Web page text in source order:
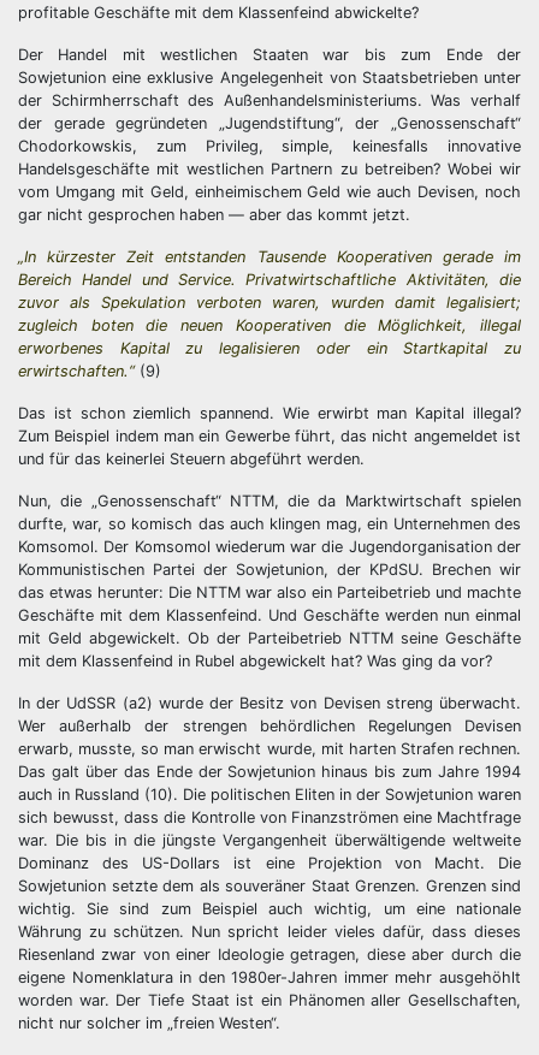
profitable Geschäfte mit dem Klassenfeind abwickelte?
Der Handel mit westlichen Staaten war bis zum Ende der
Sowjetunion eine exklusive Angelegenheit von Staatsbetrieben unter
der Schirmherrschaft des Außenhandelsministeriums. Was verhalf
der gerade gegründeten „Jugendstiftung“, der „Genossenschaft“
Chodorkowskis, zum Privileg, simple, keinesfalls innovative
Handelsgeschäfte mit westlichen Partnern zu betreiben? Wobei wir
vom Umgang mit Geld, einheimischem Geld wie auch Devisen, noch
gar nicht gesprochen haben — aber das kommt jetzt.
„In kürzester Zeit entstanden Tausende Kooperativen gerade im
Bereich Handel und Service. Privatwirtschaftliche Aktivitäten, die
zuvor als Spekulation verboten waren, wurden damit legalisiert;
zugleich boten die neuen Kooperativen die Möglichkeit, illegal
erworbenes Kapital zu legalisieren oder ein Startkapital zu
erwirtschaften.“(9)
Das ist schon ziemlich spannend. Wie erwirbt man Kapital illegal?
Zum Beispiel indem man ein Gewerbe führt, das nicht angemeldet ist
und für das keinerlei Steuern abgeführt werden.
Nun, die „Genossenschaft“ NTTM, die da Marktwirtschaft spielen
durfte, war, so komisch das auch klingen mag, ein Unternehmen des
Komsomol. Der Komsomol wiederum war die Jugendorganisation der
Kommunistischen Partei der Sowjetunion, der KPdSU. Brechen wir
das etwas herunter: Die NTTM war also ein Parteibetrieb und machte
Geschäfte mit dem Klassenfeind. Und Geschäfte werden nun einmal
mit Geld abgewickelt. Ob der Parteibetrieb NTTM seine Geschäfte
mit dem Klassenfeind in Rubel abgewickelt hat? Was ging da vor?
In der UdSSR (a2) wurde der Besitz von Devisen streng überwacht.
Wer außerhalb der strengen behördlichen Regelungen Devisen
erwarb, musste, so man erwischt wurde, mit harten Strafen rechnen.
Das galt über das Ende der Sowjetunion hinaus bis zum Jahre 1994
auch in Russland (10). Die politischen Eliten in der Sowjetunion waren
sich bewusst, dass die Kontrolle von Finanzströmen eine Machtfrage
war. Die bis in die jüngste Vergangenheit überwältigende weltweite
Dominanz des US-Dollars ist eine Projektion von Macht. Die
Sowjetunion setzte dem als souveräner Staat Grenzen. Grenzen sind
wichtig. Sie sind zum Beispiel auch wichtig, um eine nationale
Währung zu schützen. Nun spricht leider vieles dafür, dass dieses
Riesenland zwar von einer Ideologie getragen, diese aber durch die
eigene Nomenklatura in den 1980er-Jahren immer mehr ausgehöhlt
worden war. Der Tiefe Staat ist ein Phänomen aller Gesellschaften,
nicht nur solcher im „freien Westen“.